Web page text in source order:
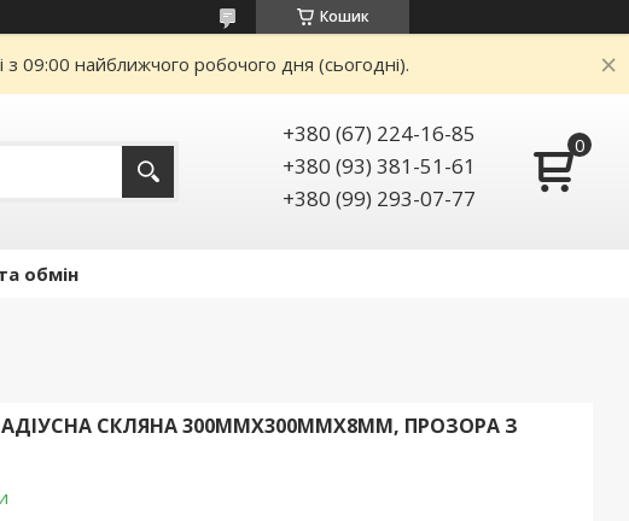
Кошик
09:00 найближчого робочого дня (сьогодні).
+380 (67) 224-16-85
+380 (93) 381-51-61
+380 (99) 293-07-77
обмін
СКЛЯНА 300ММХ300ММХ8ММ, ПРОЗОРА З